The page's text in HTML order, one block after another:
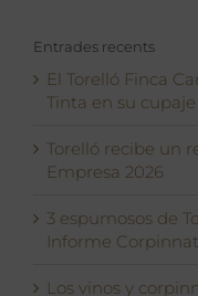
Entrades recents
El Torelló Finca
Tinta en su cupaje
Torelló recibe un
Empresa 2026
3 espumosos de
Informe
Los vinos y